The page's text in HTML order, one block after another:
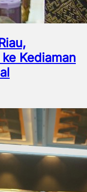
Kediaman